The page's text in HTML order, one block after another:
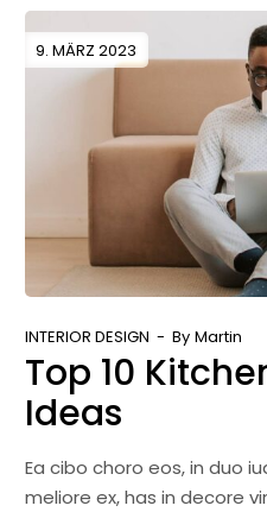
9. MÄRZ 2023
INTERIOR DESIGN By Martin
Top 10
Ideas
Ea cibo choro eos, in duo
meliore ex, has in decore